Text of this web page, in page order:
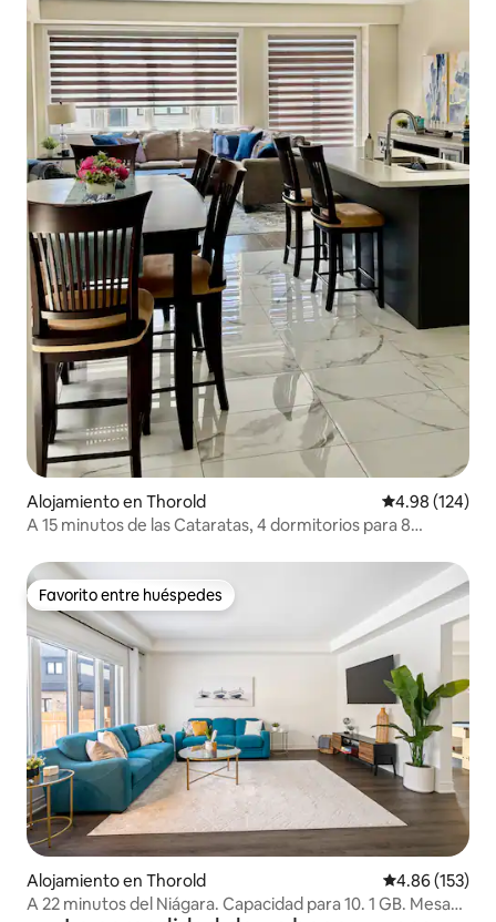
Alojamiento en Thorold Calificación
4.98 (124)
A 15 minutos de las Cataratas, 4 dormitorios para 8
Favorito entre huéspedes
Favorito entre huéspedes
Alojamiento en Thorold Calificación
4.86 (153)
A 22 minutos del Niágara. Capacidad para 10. 1 GB. Mesa